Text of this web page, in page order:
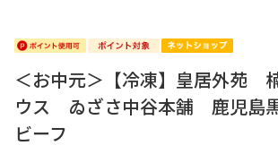
＜お中元＞【冷凍】皇居外苑
ウス ゐざさ中谷本舗 鹿児島
ビーフ